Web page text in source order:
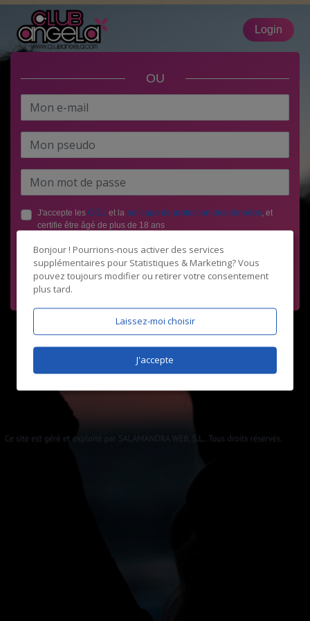
Login
OU
J'accepte les CGU et la politique de protection des données, et
certifie être âgé de plus de 18 ans
Bonjour ! Pourrions-nous activer des services
supplémentaires pour Statistiques & Marketing? Vous
pouvez toujours modifier ou retirer votre consentement
plus tard.
Laissez-moi choisir
J'accepte